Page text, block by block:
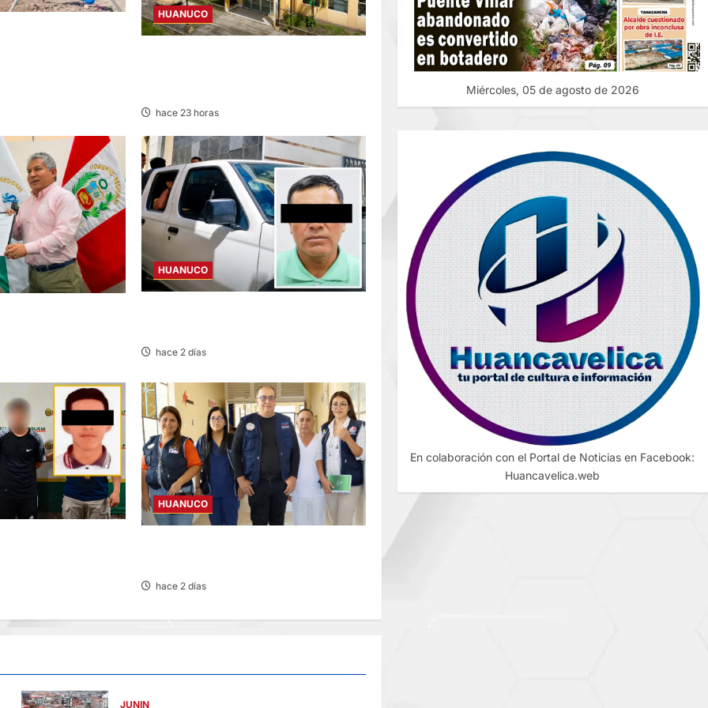
HUANUCO
hace 23 horas
HUANUCO
hace 2 días
HUANUCO
hace 2 días
JUNIN
Miércoles, 05 de agosto de 2026
En colaboración con el Portal de Noticias en Facebook:
Huancavelica.web